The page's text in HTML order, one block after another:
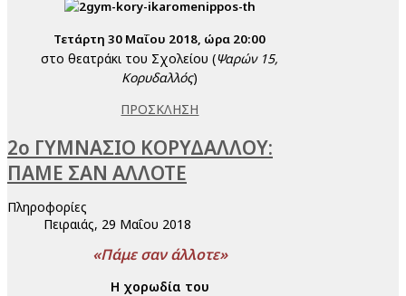
Τετάρτη 30 Μαΐου 2018, ώρα 20:00
στο θεατράκι του Σχολείου (Ψαρών 15,
Κορυδαλλός)
ΠΡΟΣΚΛΗΣΗ
2ο ΓΥΜΝΑΣΙΟ ΚΟΡΥΔΑΛΛΟΥ:
ΠΑΜΕ ΣΑΝ ΑΛΛΟΤΕ
Πληροφορίες
Πειραιάς, 29 Μαΐου 2018
«Πάμε σαν άλλοτε»
Η χορωδία του